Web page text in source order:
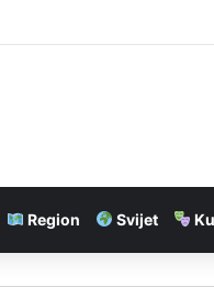
kod Dovera
Region Svijet